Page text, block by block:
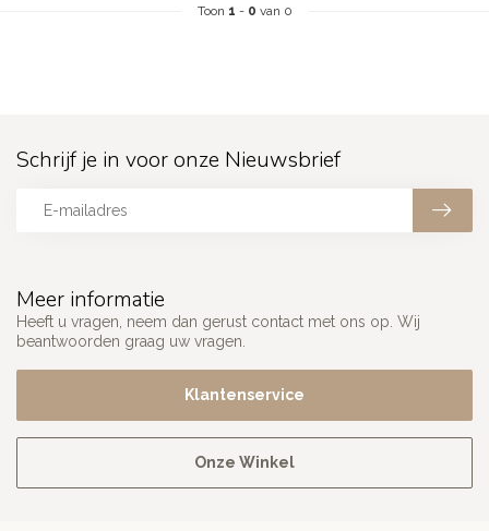
Toon 1 - 0 van 0
Meer informatie
Heeft u vragen, neem dan gerust contact met ons op. Wij
beantwoorden graag uw vragen.
Klantenservice
Onze Winkel
Schrijf je in voor onze Nieuwsbrief